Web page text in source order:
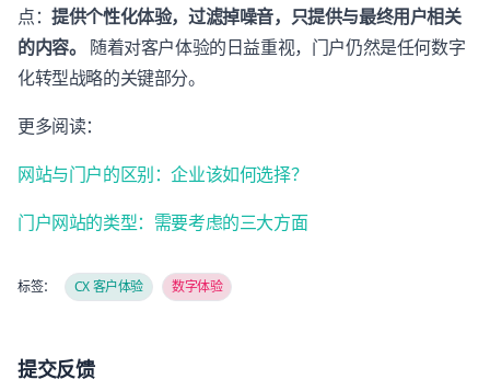
点：提供个性化体验，过滤掉噪音，只提供与最终用户相关
的内容。 随着对客户体验的日益重视，门户仍然是任何数字
化转型战略的关键部分。
更多阅读：
网站与门户的区别：企业该如何选择？
门户网站的类型：需要考虑的三大方面
标签： CX 客户体验 数字体验
提交反馈